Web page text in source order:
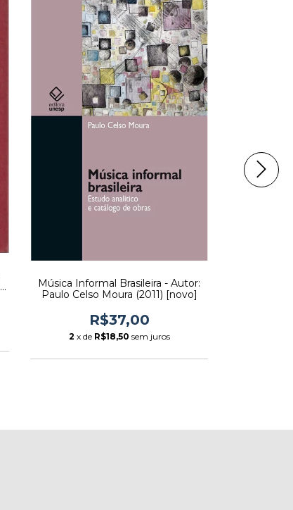
Música Informal Brasileira - Autor:
Paulo Celso Moura (2011) [novo]
R$37,00
2 x de R$18,50 sem juros